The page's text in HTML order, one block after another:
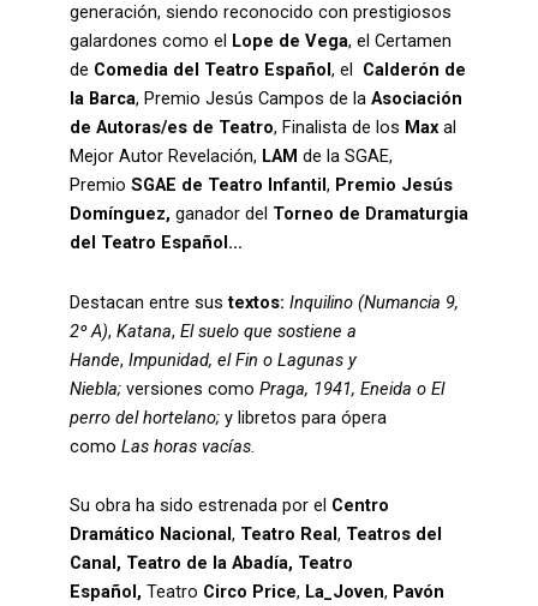
generación, siendo reconocido con prestigiosos
galardones como el Lope de Vega, el Certamen
de Comedia del Teatro Español, el Calderón de
la Barca, Premio Jesús Campos de la Asociación
de Autoras/es de Teatro, Finalista de los Max al
Mejor Autor Revelación, LAM de la SGAE,
Premio SGAE de Teatro Infantil, Premio Jesús
Domínguez, ganador del Torneo de Dramaturgia
del Teatro Español…
Destacan entre sustextos: Inquilino (Numancia 9,
2º A), Katana, El suelo que sostiene a
Hande, Impunidad, el Fin o Lagunas y
Niebla; versiones como Praga, 1941, Eneida o El
perro del hortelano; y libretos para ópera
como Las horas vacías.
Su obra ha sido estrenada por el Centro
Dramático Nacional, Teatro Real, Teatros del
Canal, Teatro de la Abadía, Teatro
Español, Teatro Circo Price, La_Joven, Pavón